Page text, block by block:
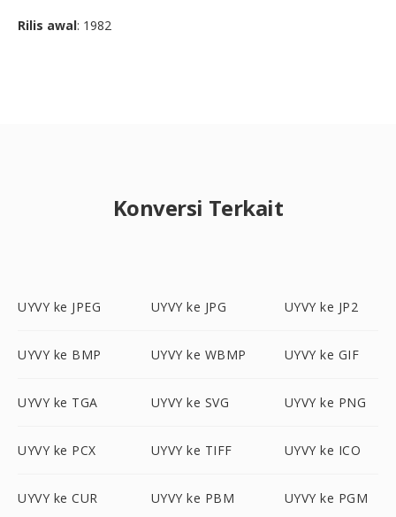
Rilis awal: 1982
Konversi Terkait
UYVY ke JPEG UYVY ke JPG UYVY ke JP2
UYVY ke BMP UYVY ke WBMP UYVY ke GIF
UYVY ke TGA UYVY ke SVG UYVY ke PNG
UYVY ke PCX UYVY ke TIFF UYVY ke ICO
UYVY ke CUR UYVY ke PBM UYVY ke PGM